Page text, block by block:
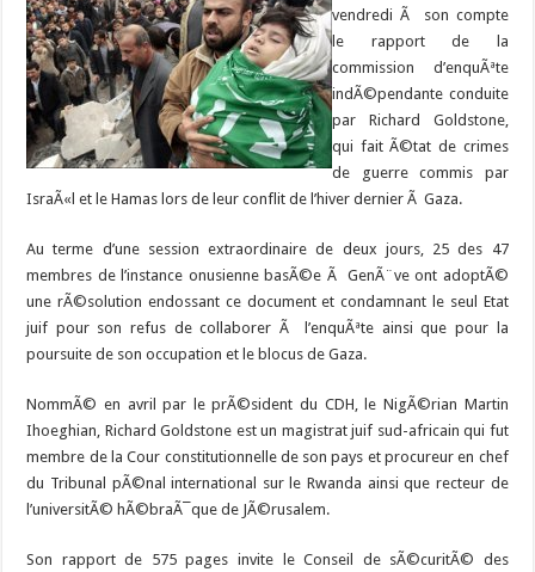
vendredi Ã son compte
le rapport de la
commission d’enquÃªte
indÃ©pendante conduite
par Richard Goldstone,
qui fait Ã©tat de crimes
de guerre commis par
IsraÃ«l et le Hamas lors de leur conflit de l’hiver dernier Ã Gaza.
Au terme d’une session extraordinaire de deux jours, 25 des 47
membres de l’instance onusienne basÃ©e Ã GenÃ¨ve ont adoptÃ©
une rÃ©solution endossant ce document et condamnant le seul Etat
juif pour son refus de collaborer Ã l’enquÃªte ainsi que pour la
poursuite de son occupation et le blocus de Gaza.
NommÃ© en avril par le prÃ©sident du CDH, le NigÃ©rian Martin
Ihoeghian, Richard Goldstone est un magistrat juif sud-africain qui fut
membre de la Cour constitutionnelle de son pays et procureur en chef
du Tribunal pÃ©nal international sur le Rwanda ainsi que recteur de
l’universitÃ© hÃ©braÃ¯que de JÃ©rusalem.
Son rapport de 575 pages invite le Conseil de sÃ©curitÃ© des